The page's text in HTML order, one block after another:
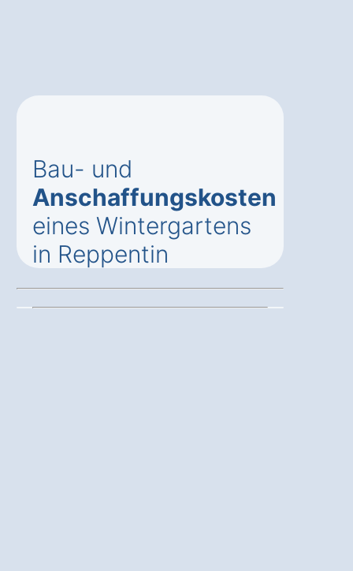
Bau- und
Anschaffungskosten
eines Wintergartens
in Reppentin